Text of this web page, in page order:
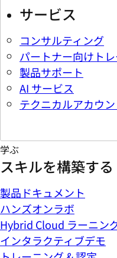
サービス
コンサルティング
パートナー向けト
製品サポート
AI サービス
テクニカルアカウ
学ぶ
スキルを構築する
製品ドキュメント
ハンズオンラボ
Hybrid Cloud ラーニン
インタラクティブデモ